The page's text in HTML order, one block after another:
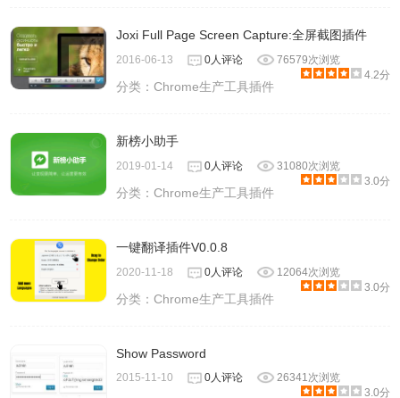
Joxi Full Page Screen Capture:全屏截图插件
2016-06-13 0人评论
76579次浏览
4.2分
分类：Chrome生产工具插件
新榜小助手
2019-01-14 0人评论
31080次浏览
3.0分
分类：Chrome生产工具插件
一键翻译插件V0.0.8
2020-11-18 0人评论
12064次浏览
3.0分
分类：Chrome生产工具插件
Show Password
2015-11-10 0人评论
26341次浏览
3.0分